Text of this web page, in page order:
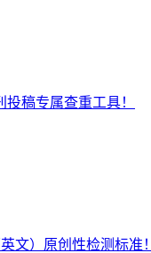
投稿专属查重工具！
文）原创性检测标准！